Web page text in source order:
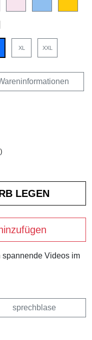
XL XXL
)
spannende Videos im
sprechblase